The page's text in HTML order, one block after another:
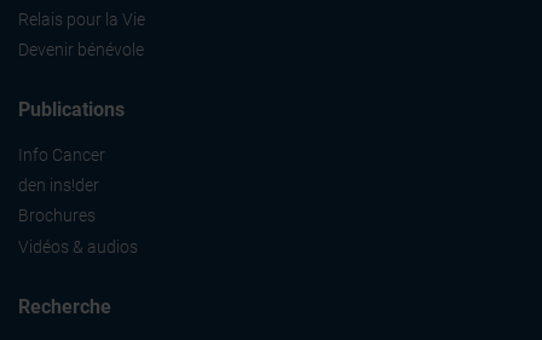
Relais pour la Vie
Devenir bénévole
Publications
Info Cancer
den ins!der
Brochures
Vidéos & audios
Recherche